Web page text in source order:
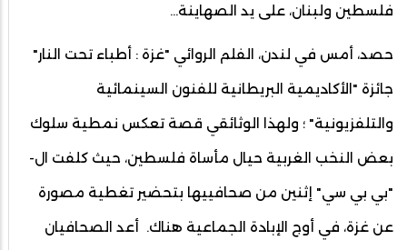
فلسطين ولبنان، على يد الصهاينة…
حصد، أمس في لندن، الفلم الروائي "غزة : أطباء تحت النار"
جائزة "الأكاديمية البريطانية للفنون السينمائية
والتلفزيونية" ؛ ولهذا الوثائقي قصة تعكس نمطية سلوك
بعض النخب الغربية حيال مأساة فلسطين، حيث كلفت ال-
"بي بي سي" إثنين من صحافييها بتحضير تغطية مصورة
عن غزة، في أوج الإبادة الجماعية هناك. أعد الصحافيان